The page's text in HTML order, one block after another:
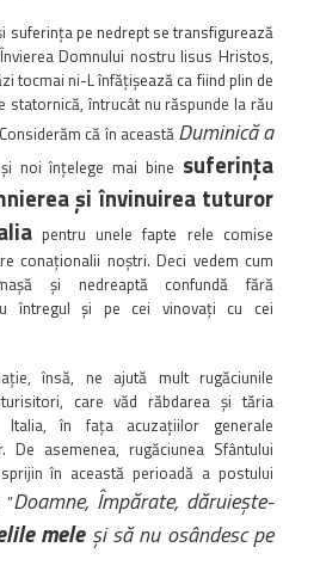
suferinţa pe nedrept se transfigurează
Domnului nostru Iisus Hristos,
tocmai ni-L înfăţişează ca fiind plin de
statornică, întrucât nu răspunde la rău
că în această Duminică a
noi înţelege mai bine suferinţa
şi învinuirea tuturor
pentru unele fapte rele comise
conaţionalii noştri. Deci vedem cum
şi nedreaptă confundă fără
întregul şi pe cei vinovaţi cu cei
însă, ne ajută mult rugăciunile
care văd răbdarea şi tăria
în faţa acuzaţiilor generale
De asemenea, rugăciunea Sfântului
în această perioadă a postului
”Doamne, Împărate, dăruieşte-
meleşi să nu osândesc pe